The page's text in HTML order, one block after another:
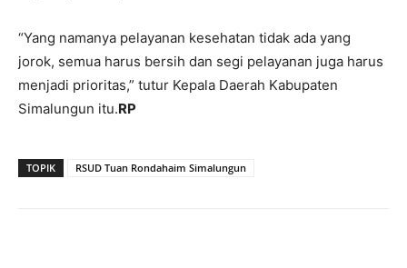
“Yang namanya pelayanan kesehatan tidak ada yang
jorok, semua harus bersih dan segi pelayanan juga harus
menjadi prioritas,” tutur Kepala Daerah Kabupaten
Simalungun itu.RP
TOPIK RSUD Tuan Rondahaim Simalungun